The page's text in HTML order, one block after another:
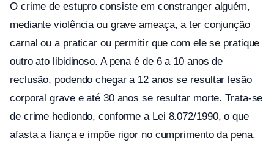
O crime de estupro consiste em constranger alguém,
mediante violência ou grave ameaça, a ter conjunção
carnal ou a praticar ou permitir que com ele se pratique
outro ato libidinoso. A pena é de 6 a 10 anos de
reclusão, podendo chegar a 12 anos se resultar lesão
corporal grave e até 30 anos se resultar morte. Trata-se
de crime hediondo, conforme a Lei 8.072/1990, o que
afasta a fiança e impõe rigor no cumprimento da pena.